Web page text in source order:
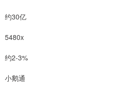
约30亿
5480x
约2-3%
小鹅通